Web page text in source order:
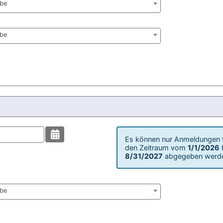
Es können nur Anmeldungen
den Zeitraum vom1/1/2026
8/31/2027 abgegeben